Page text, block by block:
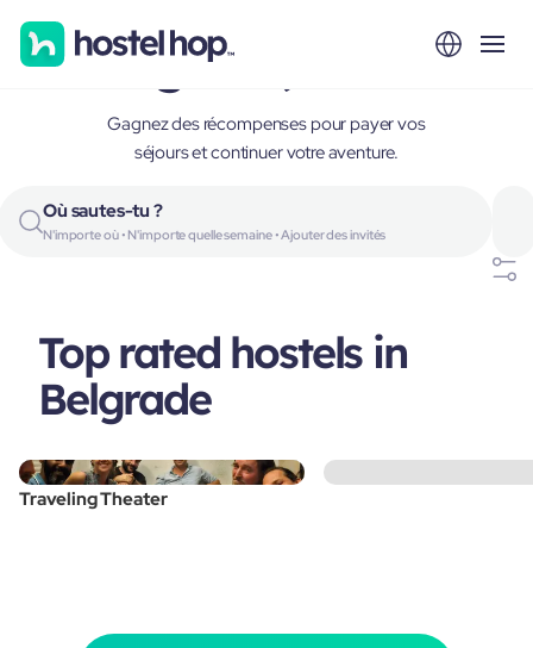
Belgrade, Serbia
Gagnez des récompenses pour payer vos
séjours et continuer votre aventure.
Où sautes-tu ?
N'importe où • N'importe quelle semaine • Ajouter des invités
Top rated hostels in
Belgrade
Traveling Theater